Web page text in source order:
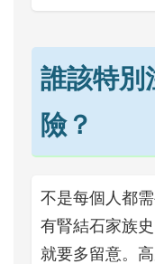
誰該特別
險？
不是每個人都
有腎結石家族
就要多留意。